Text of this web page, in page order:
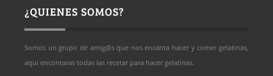
¿QUIENES SOMOS?
Somos un grupo de amig@s que nos encanta hacer y comer gelatinas,
aqui encontaras todas las recetar para hacer gelatinas.